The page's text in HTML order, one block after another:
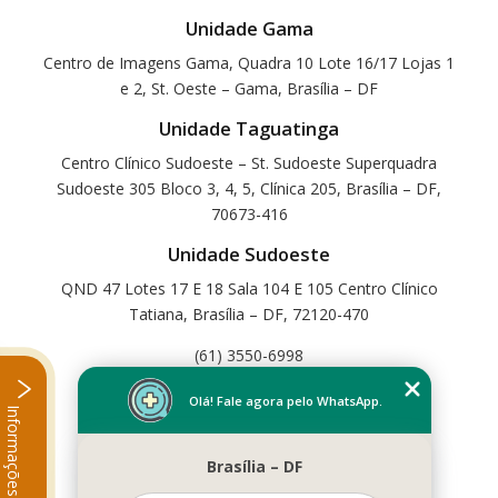
Unidade Gama
Centro de Imagens Gama, Quadra 10 Lote 16/17 Lojas 1
e 2, St. Oeste – Gama, Brasília – DF
Unidade Taguatinga
Centro Clínico Sudoeste – St. Sudoeste Superquadra
Sudoeste 305 Bloco 3, 4, 5, Clínica 205, Brasília – DF,
70673-416
Unidade Sudoeste
QND 47 Lotes 17 E 18 Sala 104 E 105 Centro Clínico
Tatiana, Brasília – DF, 72120-470
(61) 3550-6998
Home
Serviços
Olá! Fale agora pelo WhatsApp.
Brasília – DF
Informações